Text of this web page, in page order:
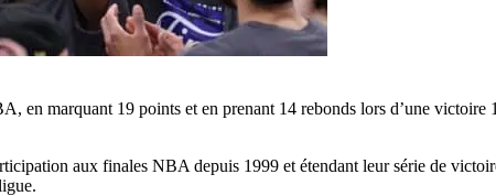
marquant 19 points et en prenant 14 rebonds lors d’une victoire
aux finales NBA depuis 1999 et étendant leur série de